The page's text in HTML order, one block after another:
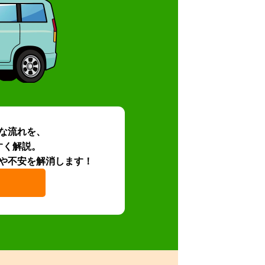
流れを、
解説。
不安を解消します！